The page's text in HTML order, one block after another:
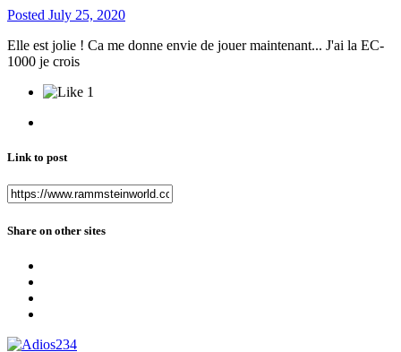
Posted July 25, 2020
Elle est jolie ! Ca me donne envie de jouer maintenant... J'ai la EC-
1000 je crois
1
Link to post
Share on other sites